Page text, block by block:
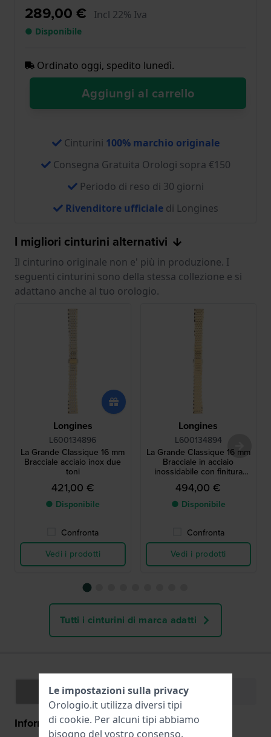
289,00 € Incl 22% Iva
● Disponibile
Ordinato oggi, spedito lunedì.
Aggiungi al carrello
Cinturini 100% marchio originale
Consegna Gratuita Orologi sopra €150
Periodo di reso di 30 giorni
Rivenditore ufficialedi Longines
I migliori cinturini alternativi
Il cinturino originale non e' più in produzione. I
seguenti cinturini sono della stessa collezione e si
adattano anche al tuo orologio.
Longines
L600134896
La Grande Classique 16 mm
Bracciale acciaio inox due
toni
421,00 €
● Disponibile
Confronta
Vedi i prodotti
Longines
L600134894
La Grande Classique 16 mm
Bracciale in acciaio
inossidabile con finitura
dorata
494,00 €
● Disponibile
Confronta
Vedi i prodotti
Tutti i cinturini di marca adatti
Specifiche Funzioni
Informazioni generali
Le impostazioni sulla privacy
Orologio.it utilizza diversi tipi
di cookie. Per alcuni tipi abbiamo
bisogno del vostro consenso.